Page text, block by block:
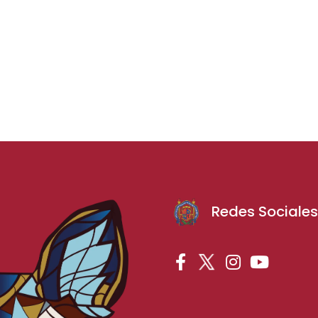
Redes Sociales